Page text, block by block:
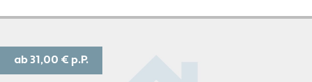
ab 31,00 € p.P.